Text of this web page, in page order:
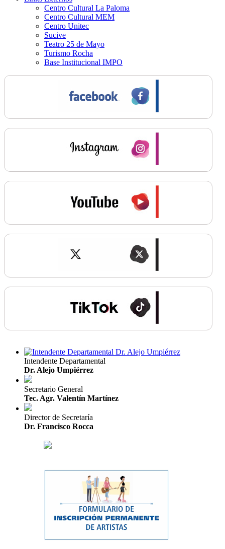
Centro Cultural La Paloma
Centro Cultural MEM
Centro Unitec
Sucive
Teatro 25 de Mayo
Turismo Rocha
Base Institucional IMPO
Intendente Departamental
Dr. Alejo Umpiérrez
Secretario General
Tec. Agr. Valentín Martínez
Director de Secretaría
Dr. Francisco Rocca